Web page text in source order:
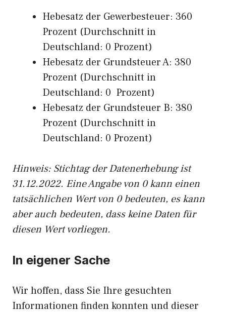
Hebesatz der Gewerbesteuer: 360
Prozent (Durchschnitt in
Deutschland: 0 Prozent)
Hebesatz der Grundsteuer A: 380
Prozent (Durchschnitt in
Deutschland: 0 Prozent)
Hebesatz der Grundsteuer B: 380
Prozent (Durchschnitt in
Deutschland: 0 Prozent)
Hinweis: Stichtag der Datenerhebung ist
31.12.2022. Eine Angabe von 0 kann einen
tatsächlichen Wert von 0 bedeuten, es kann
aber auch bedeuten, dass keine Daten für
diesen Wert vorliegen.
In eigener Sache
Wir hoffen, dass Sie Ihre gesuchten
Informationen finden konnten und dieser